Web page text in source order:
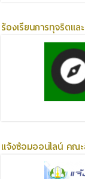
ร้องเรียนการทุจริตแ
แจ้งซ่อมออนไลน์ คณ